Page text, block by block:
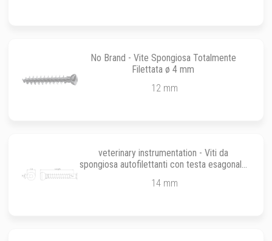
No Brand - Vite Spongiosa Totalmente
Filettata ø 4 mm
12 mm
veterinary instrumentation - Viti da
spongiosa autofilettanti con testa esagonale
14 mm